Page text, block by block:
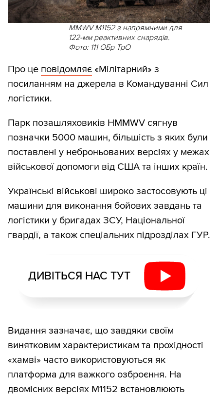
MMWV M1152 з напрямними для
122-мм реактивних снарядів.
Фото: 111 ОБр ТрО
Про це повідомляє «Мілітарний» з
посиланням на джерела в Командуванні Сил
логістики.
Парк позашляховиків HMMWV сягнув
позначки 5000 машин, більшість з яких були
поставлені у неброньованих версіях у межах
військової допомоги від США та інших країн.
Українські військові широко застосовують ці
машини для виконання бойових завдань та
логістики у бригадах ЗСУ, Національної
гвардії, а також спеціальних підрозділах ГУР.
ДИВІТЬСЯ НАС ТУТ
Видання зазначає, що завдяки своїм
винятковим характеристикам та прохідності
«хамві» часто використовуються як
платформа для важкого озброєння. На
двомісних версіях M1152 встановлюють